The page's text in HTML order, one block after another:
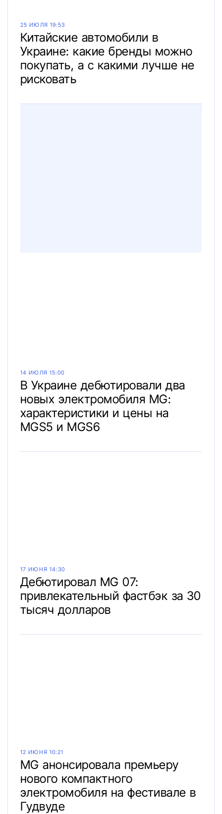
25 ИЮЛЯ 19:53
Китайские автомобили в
Украине: какие бренды можно
покупать, а с какими лучше не
рисковать
14 ИЮЛЯ 15:00
В Украине дебютировали два
новых электромобиля MG:
характеристики и цены на
MGS5 и MGS6
17 ИЮНЯ 14:30
Дебютировал MG 07:
привлекательный фастбэк за 30
тысяч долларов
12 ИЮНЯ 10:21
MG анонсировала премьеру
нового компактного
электромобиля на фестивале в
Гудвуде